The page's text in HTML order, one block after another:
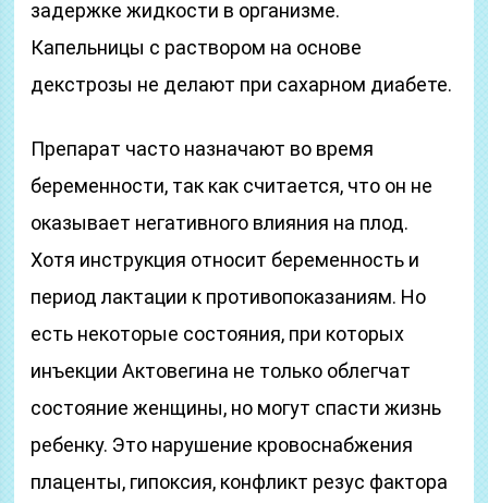
задержке жидкости в организме.
Капельницы с раствором на основе
декстрозы не делают при сахарном диабете.
Препарат часто назначают во время
беременности, так как считается, что он не
оказывает негативного влияния на плод.
Хотя инструкция относит беременность и
период лактации к противопоказаниям. Но
есть некоторые состояния, при которых
инъекции Актовегина не только облегчат
состояние женщины, но могут спасти жизнь
ребенку. Это нарушение кровоснабжения
плаценты, гипоксия, конфликт резус фактора